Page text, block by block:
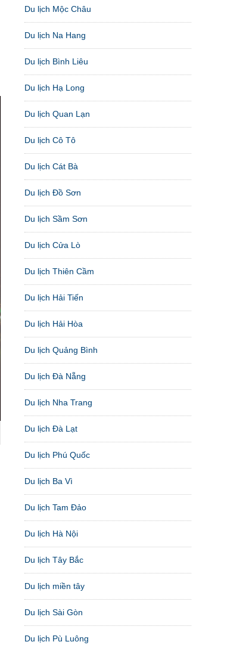
Du lịch Mộc Châu
Du lịch Na Hang
Du lịch Bình Liêu
Du lịch Hạ Long
Du lịch Quan Lạn
Du lịch Cô Tô
Du lịch Cát Bà
Du lịch Đồ Sơn
Du lịch Sầm Sơn
Du lịch Cửa Lò
Du lịch Thiên Cầm
Du lịch Hải Tiến
Du lịch Hải Hòa
Du lịch Quảng Bình
Du lịch Đà Nẵng
Du lịch Nha Trang
Du lịch Đà Lạt
Du lịch Phú Quốc
Du lịch Ba Vì
Du lịch Tam Đảo
Du lịch Hà Nội
Du lịch Tây Bắc
Du lịch miền tây
Du lịch Sài Gòn
Du lịch Pù Luông